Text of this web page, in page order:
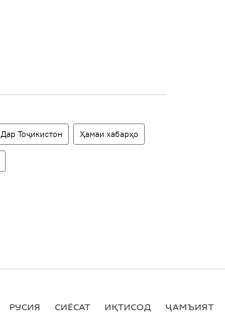
Дар Тоҷикистон Ҳамаи хабарҳо
РУСИЯ СИЁСАТ ИҚТИСОД ҶАМЪИЯТ